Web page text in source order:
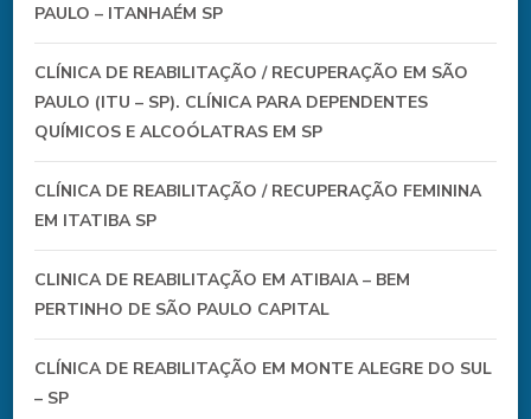
PAULO – ITANHAÉM SP
CLÍNICA DE REABILITAÇÃO / RECUPERAÇÃO EM SÃO
PAULO (ITU – SP). CLÍNICA PARA DEPENDENTES
QUÍMICOS E ALCOÓLATRAS EM SP
CLÍNICA DE REABILITAÇÃO / RECUPERAÇÃO FEMININA
EM ITATIBA SP
CLINICA DE REABILITAÇÃO EM ATIBAIA – BEM
PERTINHO DE SÃO PAULO CAPITAL
CLÍNICA DE REABILITAÇÃO EM MONTE ALEGRE DO SUL
– SP